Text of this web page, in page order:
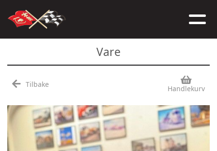
Vare
Tilbake Handlekurv